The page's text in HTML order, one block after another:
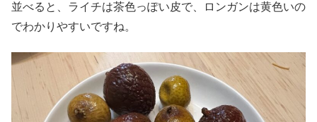
並べると、ライチは茶色っぽい皮で、ロンガンは黄色いの
でわかりやすいですね。